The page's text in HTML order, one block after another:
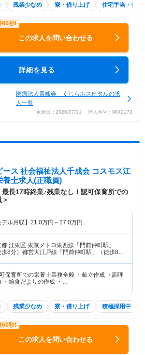
残業少なめ 寮・借り上げ 住宅手当・補助
この求人を問い合わせる
詳細を見る
医療法人青峰会 くじらホスピタルの求
人一覧
更新日：2026/07/01 求人番号：9842172
ース 社会福祉法人千成会 コスモス江
養士求人(正職員)
最長17時終業♪残業なし！認可保育所での
デル月収】 21.0万円～27.0万円
都 江東区 東京メトロ東西線「門前仲町駅」
歩8分）都営大江戸線「門前仲町駅」（徒歩8
保育所での栄養士業務全般 ・献立作成 ・調理
・給食だよりの作成 ・…
残業少なめ 寮・借り上げ 積極採用中
この求人を問い合わせる